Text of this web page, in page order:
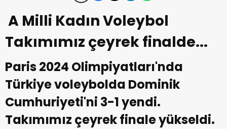
A Milli Kadın Voleybol
Takımımız çeyrek finalde...
Paris 2024 Olimpiyatları'nda
Türkiye voleybolda Dominik
Cumhuriyeti'ni 3-1 yendi.
Takımımız çeyrek finale yükseldi.